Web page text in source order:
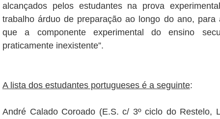
alcançados pelos estudantes na prova
trabalho árduo de preparação ao longo do ano, para
que a componente experimental do ensino
praticamente inexistente”.
A lista dos estudantes portugueses é a seguinte:
André Calado Coroado (E.S. c/ 3º ciclo do Restelo,